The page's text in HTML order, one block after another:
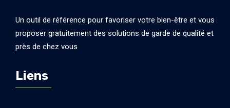
Un outil de référence pour favoriser votre bien-être et vous
proposer gratuitement des solutions de garde de qualité et
près de chez vous
Liens